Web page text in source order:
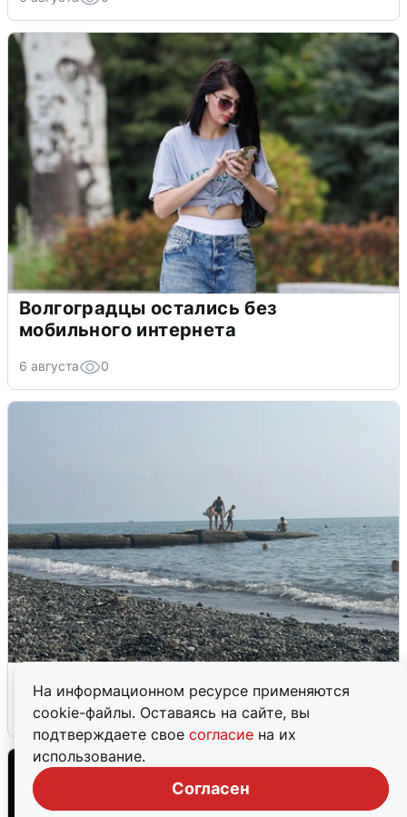
На информационном ресурсе применяются
cookie-файлы. Оставаясь на сайте, вы
подтверждаете свое согласие на их
использование.
Согласен
Волгоградцы остались без
мобильного интернета
6 августа 0
6 августа 0